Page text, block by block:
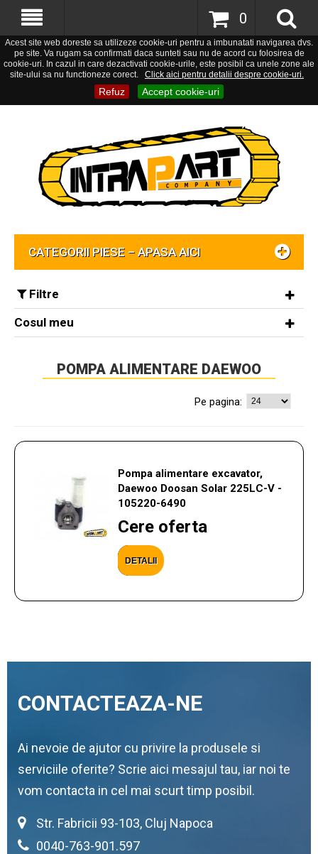
Acest site web doreste sa utilizeze cookie-uri pentru a imbunatati navigarea dvs.
pe site. Va rugam sa confirmati daca sunteti sau nu de acord cu folosirea de
cookie-uri. In cazul in care dezactivati cookie-urile, este posibil ca unele zone ale
site-ului sa nu functioneze corect.
Click aici pentru detalii despre cookie-uri.
Refuz Accept cookie-uri
0
CATEGORII PIESE – APASA AICI
Filtre
Cosul meu
POMPA ALIMENTARE DAEWOO
Pe pagina:
Pompa alimentare excavator,
Daewoo Doosan Solar 225LC-V -
105220-6490
Cere oferta
DETALII
CONTACTEAZA-NE
Ai nevoie de ajutor cu privire la produsele si
serviciile oferite? Scrie aici mesajul tau, iar noi te
vom contacta in cel mai scurt timp posibil.
Str. Fabricii 93-103, Cluj Napoca
0040-763-901.597